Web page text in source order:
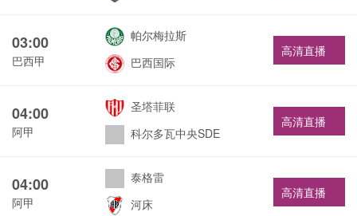
03:00
巴西甲
帕尔梅拉斯
巴西国际
高清直播
04:00
阿甲
圣塔菲联
科尔多瓦中央SDE
高清直播
04:00
阿甲
泰格雷
河床
高清直播